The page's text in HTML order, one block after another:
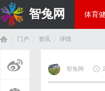
智兔网 体育
门户 资讯
›
详情
智兔网